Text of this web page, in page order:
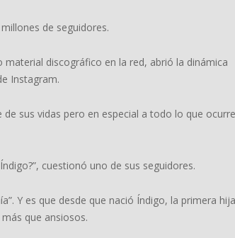
de seguidores.
discográfico en la red, abrió la dinámica
Instagram.
sus vidas pero en especial a todo lo que ocurre
cuestionó uno de sus seguidores.
Y es que desde que nació Índigo, la primera hija
que ansiosos.